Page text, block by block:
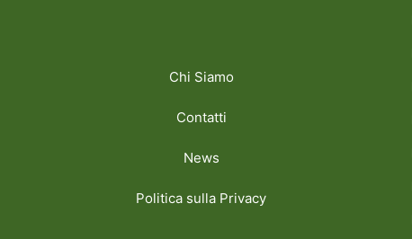
Chi Siamo
Contatti
News
Politica sulla Privacy